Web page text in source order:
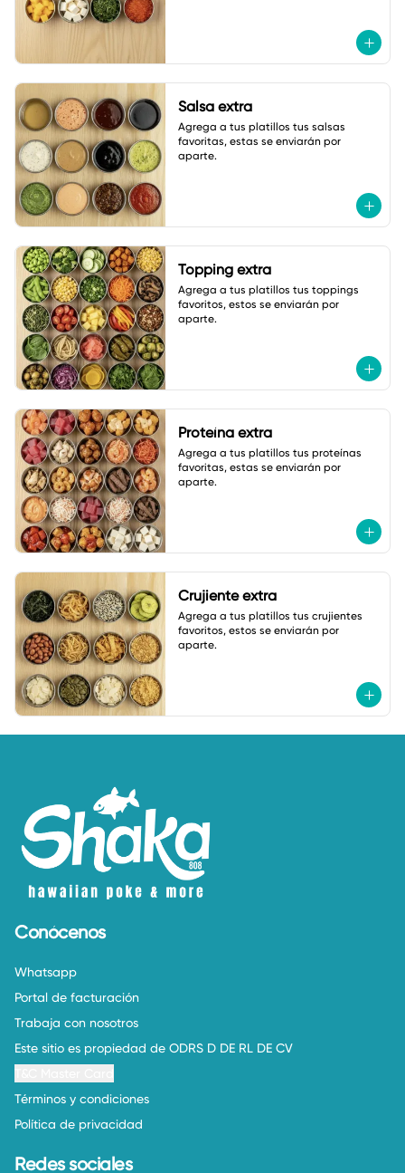
Salsa extra
Agrega a tus platillos tus salsas
favoritas, estas se enviarán por
aparte.
Topping extra
Agrega a tus platillos tus toppings
favoritos, estos se enviarán por
aparte.
Proteína extra
Agrega a tus platillos tus proteínas
favoritas, estas se enviarán por
aparte.
Crujiente extra
Agrega a tus platillos tus crujientes
favoritos, estos se enviarán por
aparte.
Conócenos
Whatsapp
Portal de facturación
Trabaja con nosotros
Este sitio es propiedad de ODRS D DE RL DE CV
Términos y condiciones
Política de privacidad
Redes sociales